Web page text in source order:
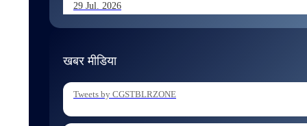
29 Jul. 2026
29 Jul. 2026
खबर मीडिया
Tweets by CGSTBLRZONE